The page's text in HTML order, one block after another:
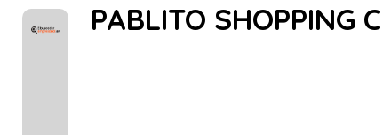
PABLITO SHOPPING